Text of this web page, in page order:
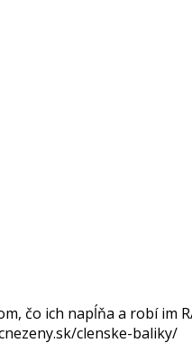
čo ich napĺňa a robí im
clenske-baliky/